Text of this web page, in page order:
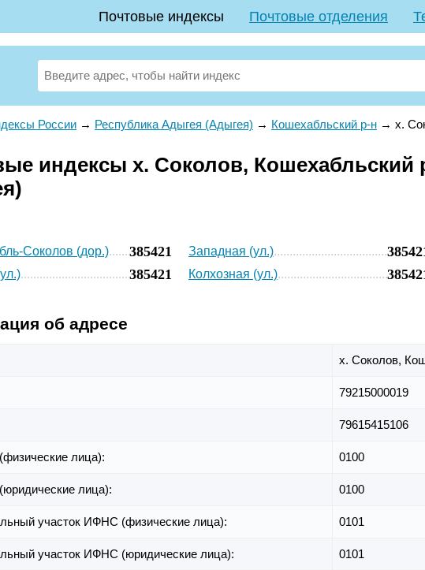
Почтовые индексы Почтовые отделения
России → Республика Адыгея (Адыгея) → Кошехабльский р-н → х.
индексы х. Соколов, Кошехабльский
Соколов (дор.) 385421
385421
Западная (ул.)
Колхозная (ул.)
об адресе
х. Соколов,
79215000019
79615415106
лица): 0100
лица): 0100
участок ИФНС (физические лица): 0101
участок ИФНС (юридические лица): 0101